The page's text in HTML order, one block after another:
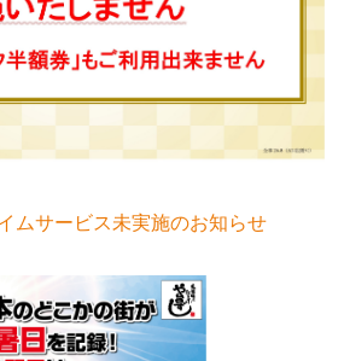
ムサービス未実施のお知らせ